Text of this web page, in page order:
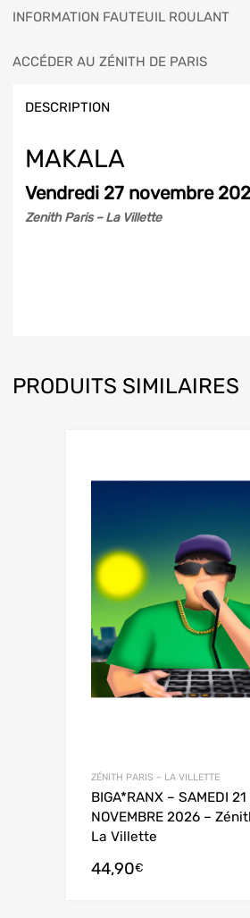
INFORMATION FAUTEUIL ROULANT
ACCÉDER AU ZÉNITH DE PARIS
DESCRIPTION
MAKALA
Vendredi 27 novembre
Zenith Paris – La Villette
PRODUITS SIMILAIRES
ZÉNITH PARIS – LA VILLETTE
BIGA*RANX – SAMEDI 21
NOVEMBRE 2026 –
La Villette
44,90€